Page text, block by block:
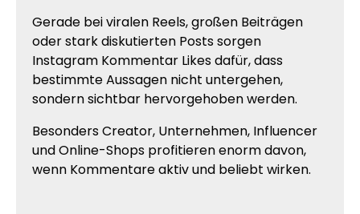
Gerade bei viralen Reels, großen Beiträgen
oder stark diskutierten Posts sorgen
Instagram Kommentar Likes dafür, dass
bestimmte Aussagen nicht untergehen,
sondern sichtbar hervorgehoben werden.
Besonders Creator, Unternehmen, Influencer
und Online-Shops profitieren enorm davon,
wenn Kommentare aktiv und beliebt wirken.